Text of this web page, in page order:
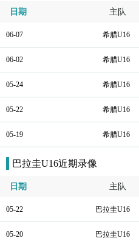
日期 主队
06-07 希腊U16
06-02 希腊U16
05-24 希腊U16
05-22 希腊U16
05-19 希腊U16
巴拉圭U16近期录像
日期 主队
05-22 巴拉圭U16
05-20 巴拉圭U16